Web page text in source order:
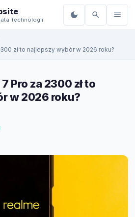
Technologii
zł to najlepszy wybór w 2026 roku?
Pro za 2300 zł to
w 2026 roku?